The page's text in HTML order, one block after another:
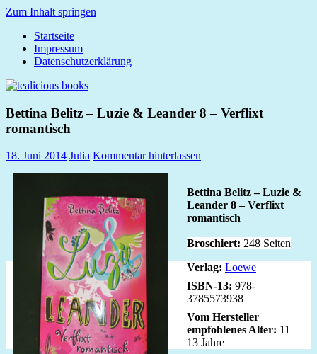
Zum Inhalt springen
tealicious
books
Startseite
Impressum
Datenschutzerklärung
Bettina Belitz – Luzie & Leander 8 – Verflixt
romantisch
18. Juni 2014 Julia Kommentar hinterlassen
Bettina Belitz – Luzie &
Leander 8 – Verflixt
romantisch
Broschiert: 248 Seiten
Verlag: Loewe
ISBN-13: 978-
3785573938
Vom Hersteller
empfohlenes Alter: 11 –
13 Jahre